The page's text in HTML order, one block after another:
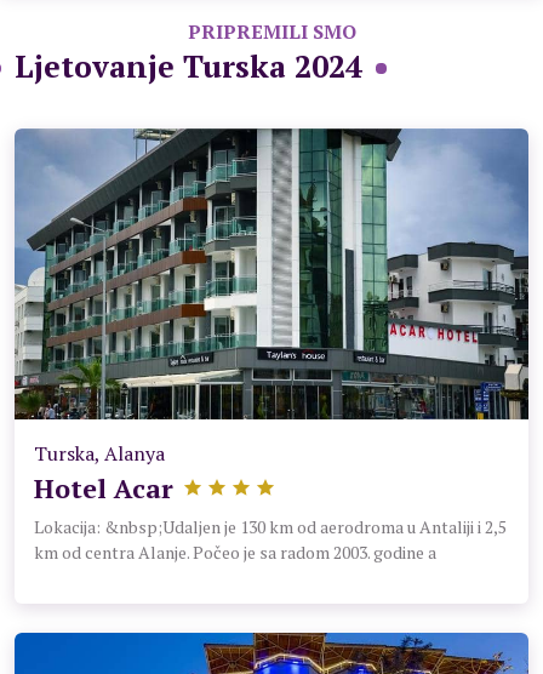
PRIPREMILI SMO
Ljetovanje Turska 2024
Turska, Alanya
Hotel Acar
Lokacija: &nbsp;Udaljen je 130 km od aerodroma u Antaliji i 2,5
km od centra Alanje. Počeo je sa radom 2003. godine a
Plaža: Gostima je na raspolaganju dio gradske pješčano-
šljunkovite plaže. Peškire za plažu nema a ležaljke, suncobrani
i bar na plaži se naplaćuju. Do plaže se dolazi prelaskom preko